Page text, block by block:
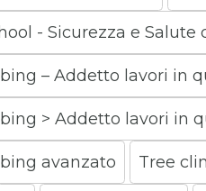
- Sicurezza e
– Addetto lavori in
> Addetto lavori in
avanzato Tree